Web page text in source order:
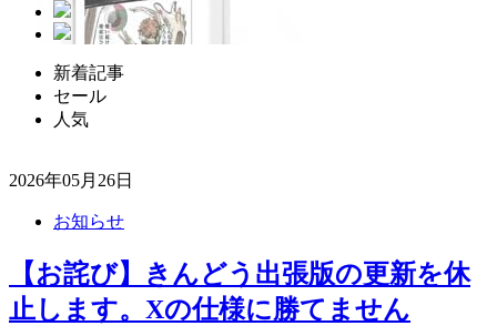
新着記事
セール
人気
2026年05月26日
お知らせ
【お詫び】きんどう出張版の更新を休
止します。Xの仕様に勝てません